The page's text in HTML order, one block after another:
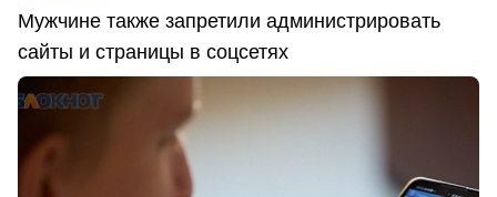
Мужчине также запретили администрировать
сайты и страницы в соцсетях